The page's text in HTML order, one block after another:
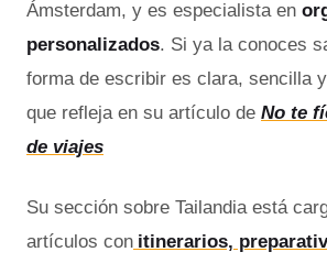
Ámsterdam, y es especialista en
personalizados. Si ya la conoces
forma de escribir es clara, sencilla
que refleja en su artículo de No te
de viajes
Su sección sobre Tailandia está
artículos con itinerarios,